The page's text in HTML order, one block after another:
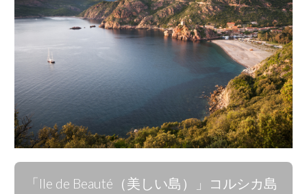
「Ile de Beauté（美しい島）」コルシカ島